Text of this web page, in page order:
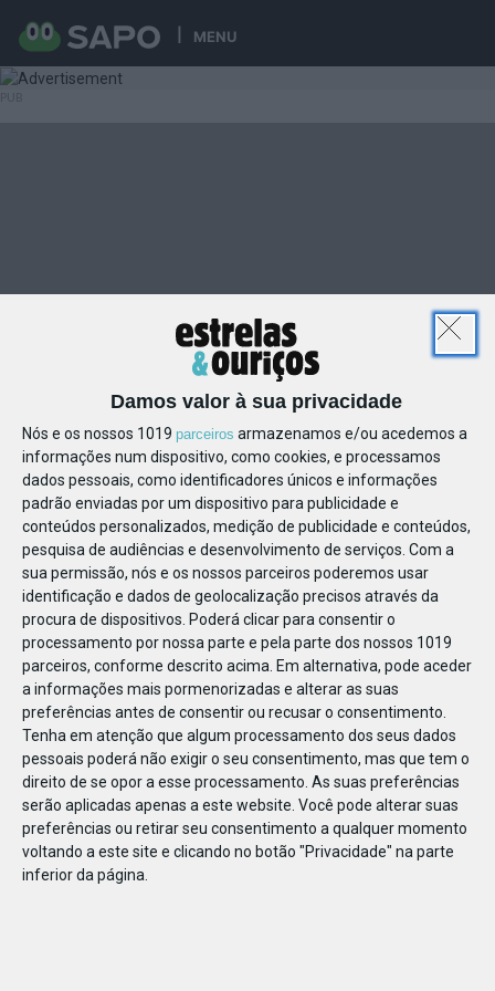
MENU
Damos valor à sua privacidade
Nós e os nossos 1019 parceiros armazenamos e/ou acedemos a
informações num dispositivo, como cookies, e processamos
dados pessoais, como identificadores únicos e informações
padrão enviadas por um dispositivo para publicidade e
conteúdos personalizados, medição de publicidade e conteúdos,
pesquisa de audiências e desenvolvimento de serviços. Com a
sua permissão, nós e os nossos parceiros poderemos usar
identificação e dados de geolocalização precisos através da
procura de dispositivos. Poderá clicar para consentir o
processamento por nossa parte e pela parte dos nossos 1019
parceiros, conforme descrito acima. Em alternativa, pode aceder
a informações mais pormenorizadas e alterar as suas
preferências antes de consentir ou recusar o consentimento.
Tenha em atenção que algum processamento dos seus dados
pessoais poderá não exigir o seu consentimento, mas que tem o
direito de se opor a esse processamento. As suas preferências
serão aplicadas apenas a este website. Você pode alterar suas
preferências ou retirar seu consentimento a qualquer momento
voltando a este site e clicando no botão "Privacidade" na parte
inferior da página.
832601656109216